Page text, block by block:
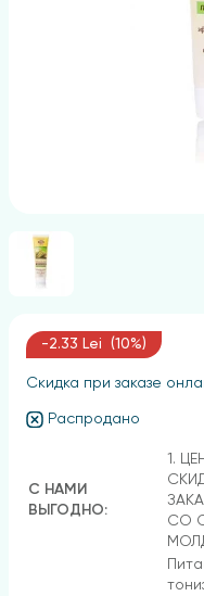
-2.33 Lei (10%)
Скидка при заказе
Распродано
С НАМИ
ВЫГОДНО:
1.
СО